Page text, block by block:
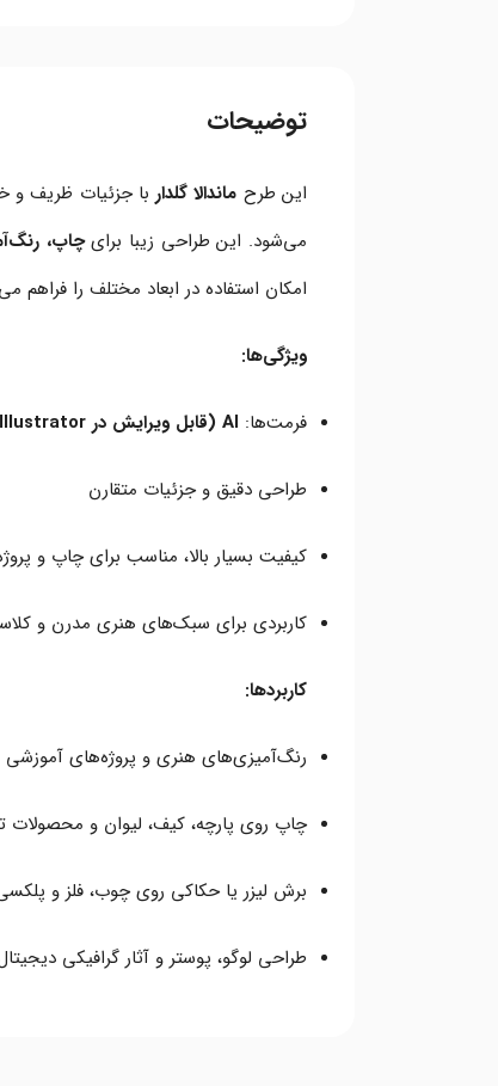
توضیحات
این طرح ماندالا گلدار با جزئیات ظریف و
می‌شود. این طراحی زیبا برایچاپ،
امکان استفاده در ابعاد مختلف را فراهم
ویژگی‌ها:
فرمت‌ها: AI (قابل ویرایش در Illustrator)
طراحی دقیق و جزئیات متقارن
کیفیت بسیار بالا، مناسب برای چاپ و
کاربردی برای سبک‌های هنری مدرن و
کاربردها:
رنگ‌آمیزی‌های هنری و پروژه‌های آموزشی
چاپ روی پارچه، کیف، لیوان و محصولات
برش لیزر یا حکاکی روی چوب، فلز و
طراحی لوگو، پوستر و آثار گرافیکی